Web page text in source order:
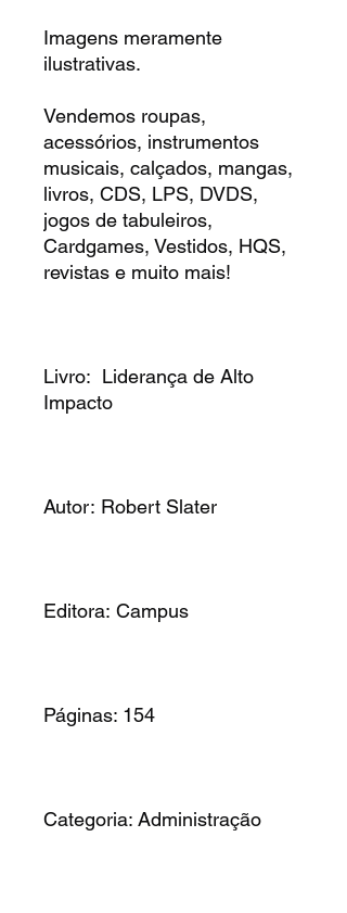
Imagens meramente
ilustrativas.
Vendemos roupas,
acessórios, instrumentos
musicais, calçados, mangas,
livros, CDS, LPS, DVDS,
jogos de tabuleiros,
Cardgames, Vestidos, HQS,
revistas e muito mais!
Livro: Liderança de Alto
Impacto
Autor: Robert Slater
Editora: Campus
Páginas: 154
Categoria: Administração